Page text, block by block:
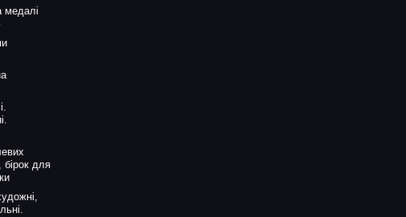
медалі
бірок для